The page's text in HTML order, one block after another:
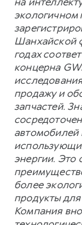
экологичном
Шанхайской
годах
концерна
продажу и
запчастей.
автомобилей
энергии. Это
более
продукты
Компания